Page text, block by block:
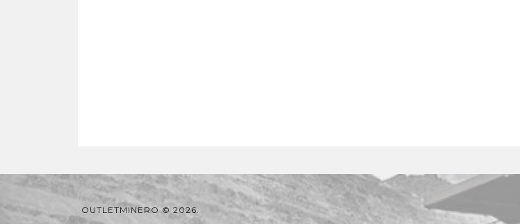
OUTLETMINERO © 2026.